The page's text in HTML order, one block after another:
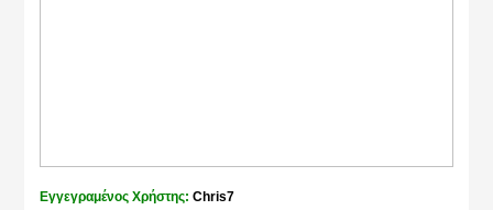
Εγγεγραμένος Χρήστης:Chris7